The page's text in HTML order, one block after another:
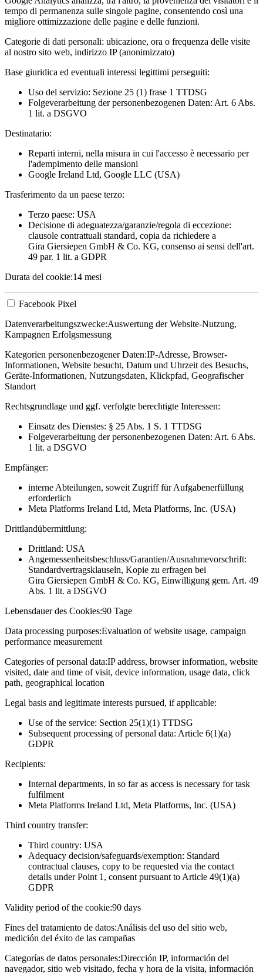
tempo di permanenza sulle singole pagine, consentendo così una
migliore ottimizzazione delle pagine e delle funzioni.
Categorie di dati personali: ubicazione, ora o frequenza delle visite
al nostro sito web, indirizzo IP (anonimizzato)
Base giuridica ed eventuali interessi legittimi perseguiti:
Uso del servizio: Sezione 25 (1) frase 1 TTDSG
Folgeverarbeitung der personenbezogenen Daten: Art. 6 Abs.
1 lit. a DSGVO
Destinatario:
Reparti interni, nella misura in cui l'accesso è necessario per
l'adempimento delle mansioni
Google Ireland Ltd, Google LLC (USA)
Trasferimento da un paese terzo:
Terzo paese: USA
Decisione di adeguatezza/garanzie/regola di eccezione:
clausole contrattuali standard, copia da richiedere a
Gira Giersiepen GmbH & Co. KG, consenso ai sensi dell'art.
49 par. 1 lit. a GDPR
Durata del cookie:14 mesi
Facebook Pixel
Datenverarbeitungszwecke:Auswertung der Website-Nutzung,
Kampagnen Erfolgsmessung
Kategorien personenbezogener Daten:IP-Adresse, Browser-
Informationen, Website besucht, Datum und Uhrzeit des Besuchs,
Geräte-Informationen, Nutzungsdaten, Klickpfad, Geografischer
Standort
Rechtsgrundlage und ggf. verfolgte berechtigte Interessen:
Einsatz des Dienstes: § 25 Abs. 1 S. 1 TTDSG
Folgeverarbeitung der personenbezogenen Daten: Art. 6 Abs.
1 lit. a DSGVO
Empfänger:
interne Abteilungen, soweit Zugriff für Aufgabenerfüllung
erforderlich
Meta Platforms Ireland Ltd, Meta Platforms, Inc. (USA)
Drittlandübermittlung:
Drittland: USA
Angemessenheitsbeschluss/Garantien/Ausnahmevorschrift:
Standardvertragsklauseln, Kopie zu erfragen bei
Gira Giersiepen GmbH & Co. KG, Einwilligung gem. Art. 49
Abs. 1 lit. a DSGVO
Lebensdauer des Cookies:90 Tage
Data processing purposes:Evaluation of website usage, campaign
performance measurement
Categories of personal data:IP address, browser information, website
visited, date and time of visit, device information, usage data, click
path, geographical location
Legal basis and legitimate interests pursued, if applicable:
Use of the service: Section 25(1)(1) TTDSG
Subsequent processing of personal data: Article 6(1)(a)
GDPR
Recipients:
Internal departments, in so far as access is necessary for task
fulfilment
Meta Platforms Ireland Ltd, Meta Platforms, Inc. (USA)
Third country transfer:
Third country: USA
Adequacy decision/safeguards/exemption: Standard
contractual clauses, copy to be requested via the contact
details under Point 1, consent pursuant to Article 49(1)(a)
GDPR
Validity period of the cookie:90 days
Fines del tratamiento de datos:Análisis del uso del sitio web,
medición del éxito de las campañas
Categorías de datos personales:Dirección IP, información del
navegador, sitio web visitado, fecha y hora de la visita, información